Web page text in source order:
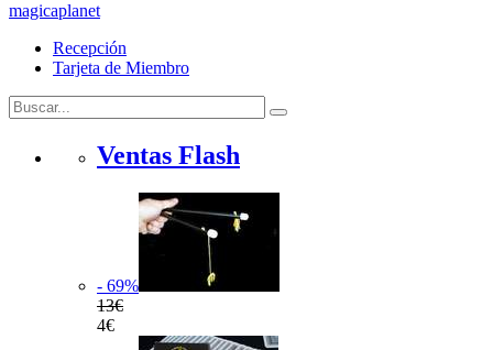
magicaplanet
Recepción
Tarjeta de Miembro
Ventas Flash
- 69%
13€
4€